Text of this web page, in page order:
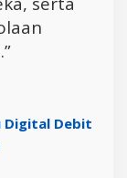
Digital Debit